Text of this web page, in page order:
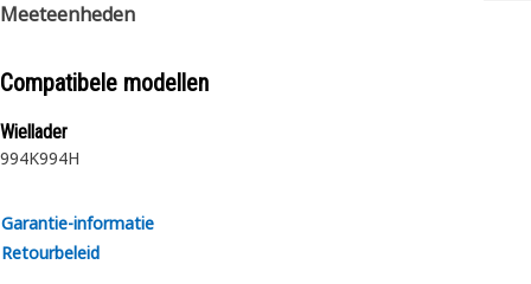
Meeteenheden
Compatibele modellen
Wiellader
994K994H
Garantie-informatie
Retourbeleid